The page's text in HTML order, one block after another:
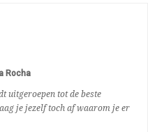
Rocha
uitgeroepen tot de beste
je jezelf toch af waarom je er